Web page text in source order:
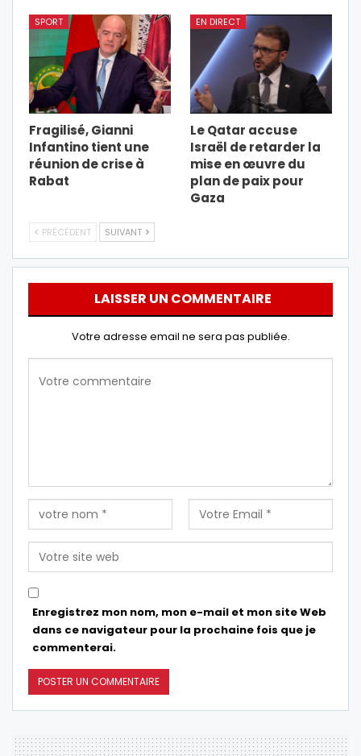
SPORT
Fragilisé, Gianni
Infantino tient une
réunion de crise à
Rabat
EN DIRECT
Le Qatar accuse
Israël de retarder la
mise en œuvre du
plan de paix pour
Gaza
PRÉCÉDENT SUIVANT
LAISSER UN COMMENTAIRE
Votre adresse email ne sera pas publiée.
Enregistrez mon nom, mon e-mail et mon site Web
dans ce navigateur pour la prochaine fois que je
commenterai.